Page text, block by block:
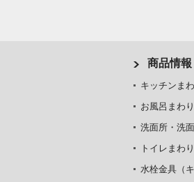
商品情報
キッチンま
お風呂まわ
洗面所・洗
トイレまわ
水栓金具（キ